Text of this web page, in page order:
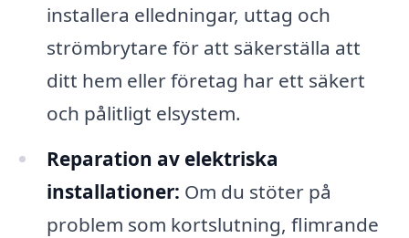
installera elledningar, uttag och
strömbrytare för att säkerställa att
ditt hem eller företag har ett säkert
och pålitligt elsystem.
Reparation av elektriska
installationer: Om du stöter på
problem som kortslutning, flimrande